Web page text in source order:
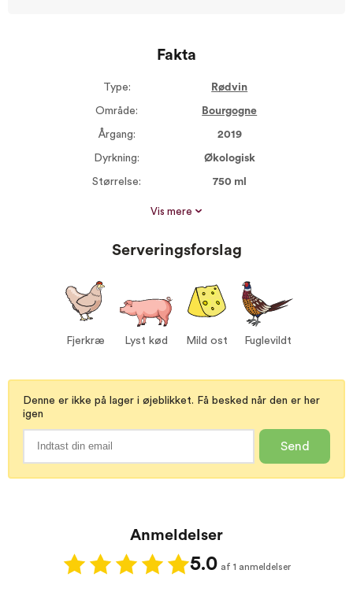
Fakta
Type: Rødvin
Område: Bourgogne
Årgang: 2019
Dyrkning: Økologisk
Størrelse: 750 ml
Druer: Pinot Noir 100%
Vin til:
Fjerkræ
Lyst kød
Fuglevildt
Vis mere
Serveringsforslag
Fjerkræ Lyst kød Mild ost Fuglevildt
Denne er ikke på lager i øjeblikket. Få besked når den er her
igen
Send
Anmeldelser
5.0 af 1 anmeldelser